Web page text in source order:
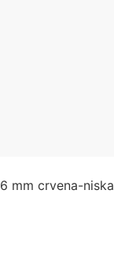
mm crvena-niska